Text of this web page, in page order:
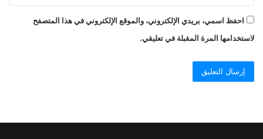
احفظ اسمي، بريدي الإلكتروني، والموقع الإلكتروني في هذا المتصفح
لاستخدامها المرة المقبلة في تعليقي.